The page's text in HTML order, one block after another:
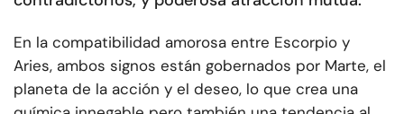
En la compatibilidad amorosa entre Escorpio y
Aries, ambos signos están gobernados por Marte, el
planeta de la acción y el deseo, lo que crea una